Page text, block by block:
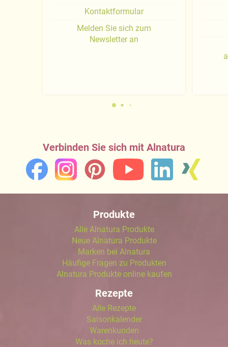
Kontaktformular
Melden Sie sich zum
Newsletter an
Verbinden Sie sich mit Alnatura
Produkte
Alle Alnatura Produkte
Neue Alnatura Produkte
Marken bei Alnatura
Häufige Fragen zu Produkten
Alnatura Produkte online kaufen
Rezepte
Alle Rezepte
Saisonkalender
Warenkunden
Was koche ich heute?